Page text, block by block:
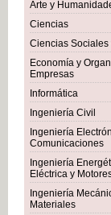
Arte y
Ciencias
Ciencias Sociales
Economía y
Empresas
Informática
Ingeniería Civil
Ingeniería
Comunicaciones
Ingeniería
Eléctrica y
Ingeniería
Materiales